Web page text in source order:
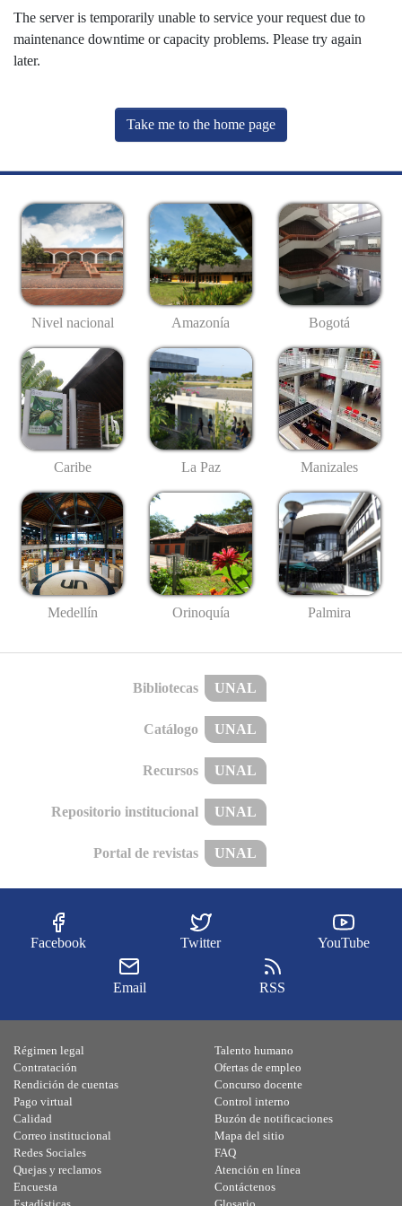
The server is temporarily unable to service your request due to
maintenance downtime or capacity problems. Please try again
later.
Take me to the home page
Nivel nacional Amazonía Bogotá
Caribe La Paz Manizales
Medellín Orinoquía Palmira
Bibliotecas UNAL
Catálogo UNAL
Recursos UNAL
Repositorio institucional UNAL
Portal de revistas UNAL
Facebook Twitter YouTube
Email RSS
Régimen legal
Contratación
Rendición de cuentas
Pago virtual
Calidad
Talento humano
Ofertas de empleo
Concurso docente
Control interno
Buzón de notificaciones
Correo institucional
Redes Sociales
Quejas y reclamos
Encuesta
Mapa del sitio
FAQ
Atención en línea
Contáctenos